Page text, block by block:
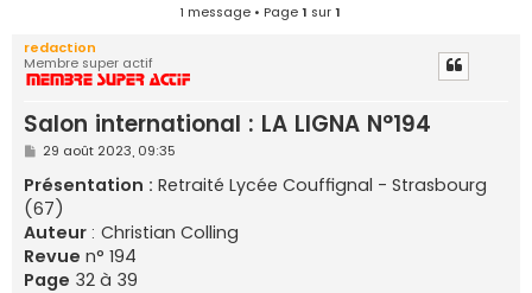
1 message • Page1 sur1
redaction
Membre super actif
Salon international : LA LIGNA N°194
M
s
s
a
g
e
29 août 2023, 09:35
Présentation : Retraité Lycée Couffignal - Strasbourg
(67)
Auteur : Christian Colling
Revue n° 194
Page 32 à 39